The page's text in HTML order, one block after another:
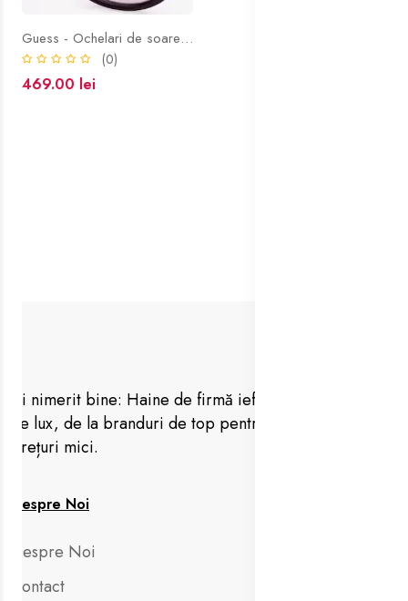
Guess - Ochelari de soare negri
(0)
469.00 lei
Ai nimerit bine: Haine de firmă ieftine, vestimentație
de lux, de la branduri de top pentru femei, barbați la
prețuri mici.
Despre Noi
Despre Noi
Contact